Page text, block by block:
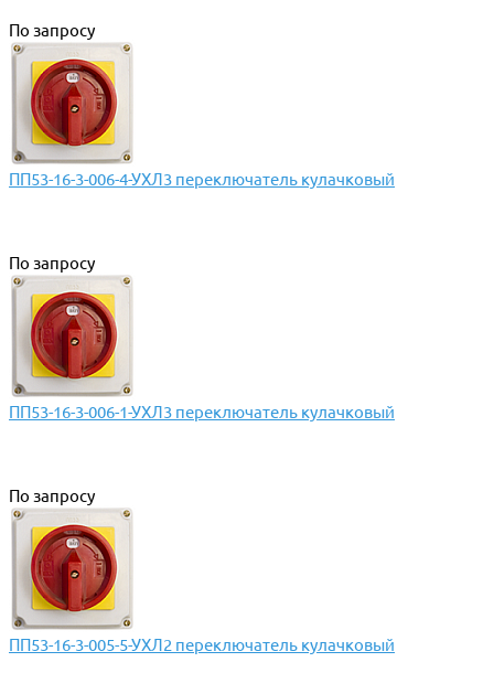
По запросу
ПП53-16-3-006-4-УХЛ3 переключатель кулачковый
По запросу
ПП53-16-3-006-1-УХЛ3 переключатель кулачковый
По запросу
ПП53-16-3-005-5-УХЛ2 переключатель кулачковый